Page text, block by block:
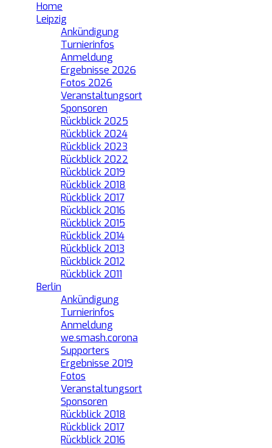
Home
Leipzig
Ankündigung
Turnierinfos
Anmeldung
Ergebnisse 2026
Fotos 2026
Veranstaltungsort
Sponsoren
Rückblick 2025
Rückblick 2024
Rückblick 2023
Rückblick 2022
Rückblick 2019
Rückblick 2018
Rückblick 2017
Rückblick 2016
Rückblick 2015
Rückblick 2014
Rückblick 2013
Rückblick 2012
Rückblick 2011
Berlin
Ankündigung
Turnierinfos
Anmeldung
we.smash.corona
Supporters
Ergebnisse 2019
Fotos
Veranstaltungsort
Sponsoren
Rückblick 2018
Rückblick 2017
Rückblick 2016